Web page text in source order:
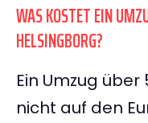
WAS KOSTET EIN
HELSINGBORG?
Ein Umzug
nicht auf den